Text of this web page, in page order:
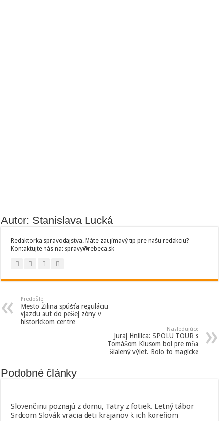
Autor: Stanislava Lucká
Redaktorka spravodajstva. Máte zaujímavý tip pre našu redakciu?
Kontaktujte nás na: spravy@rebeca.sk
Predošlé
Mesto Žilina spúšťa reguláciu
vjazdu áut do pešej zóny v
historickom centre
Nasledujúce
Juraj Hnilica: SPOLU TOUR s
Tomášom Klusom bol pre mňa
šialený výlet. Bolo to magické
Podobné články
Slovenčinu poznajú z domu, Tatry z fotiek. Letný tábor
Srdcom Slovák vracia deti krajanov k ich koreňom